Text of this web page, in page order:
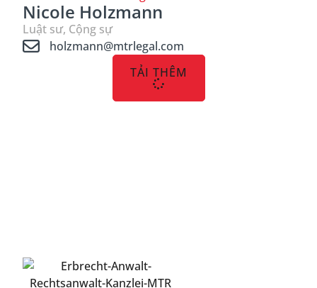
Nicole Holzmann
Luật sư, Cộng sự
holzmann@mtrlegal.com
TẢI THÊM